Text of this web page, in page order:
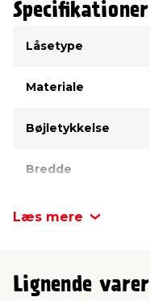
Specifikationer
Låsetype
Materiale
Bøjletykkelse
Bredde
Læs mere
Lignende varer